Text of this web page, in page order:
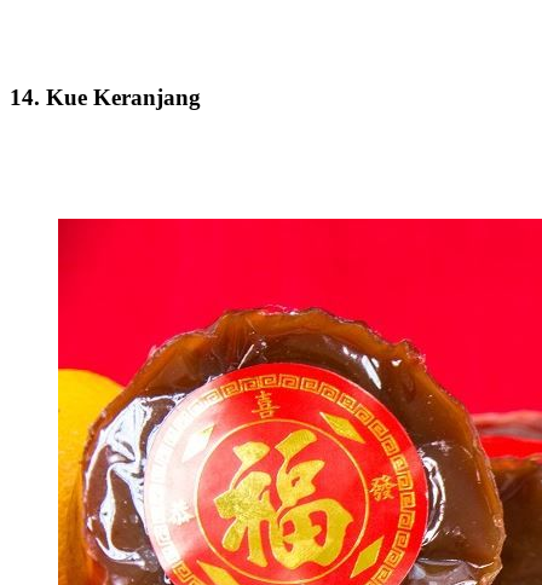
14. Kue Keranjang